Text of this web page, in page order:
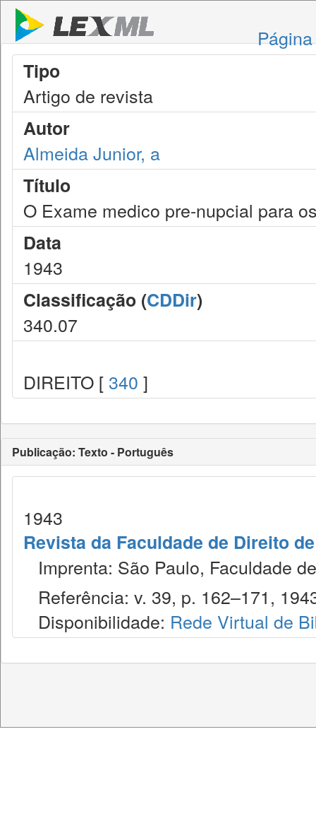
Tipo
Artigo de revista
Autor
Almeida Junior, a
Título
O Exame medico pre-nupcial para
Data
1943
Classificação (CDDir)
340.07
DIREITO [ 340 ]
Publicação: Texto - Português
1943
Revista da Faculdade de Direito
Imprenta: São Paulo, Faculdade
Referência: v. 39, p. 162–171,
Disponibilidade: Rede Virtual de